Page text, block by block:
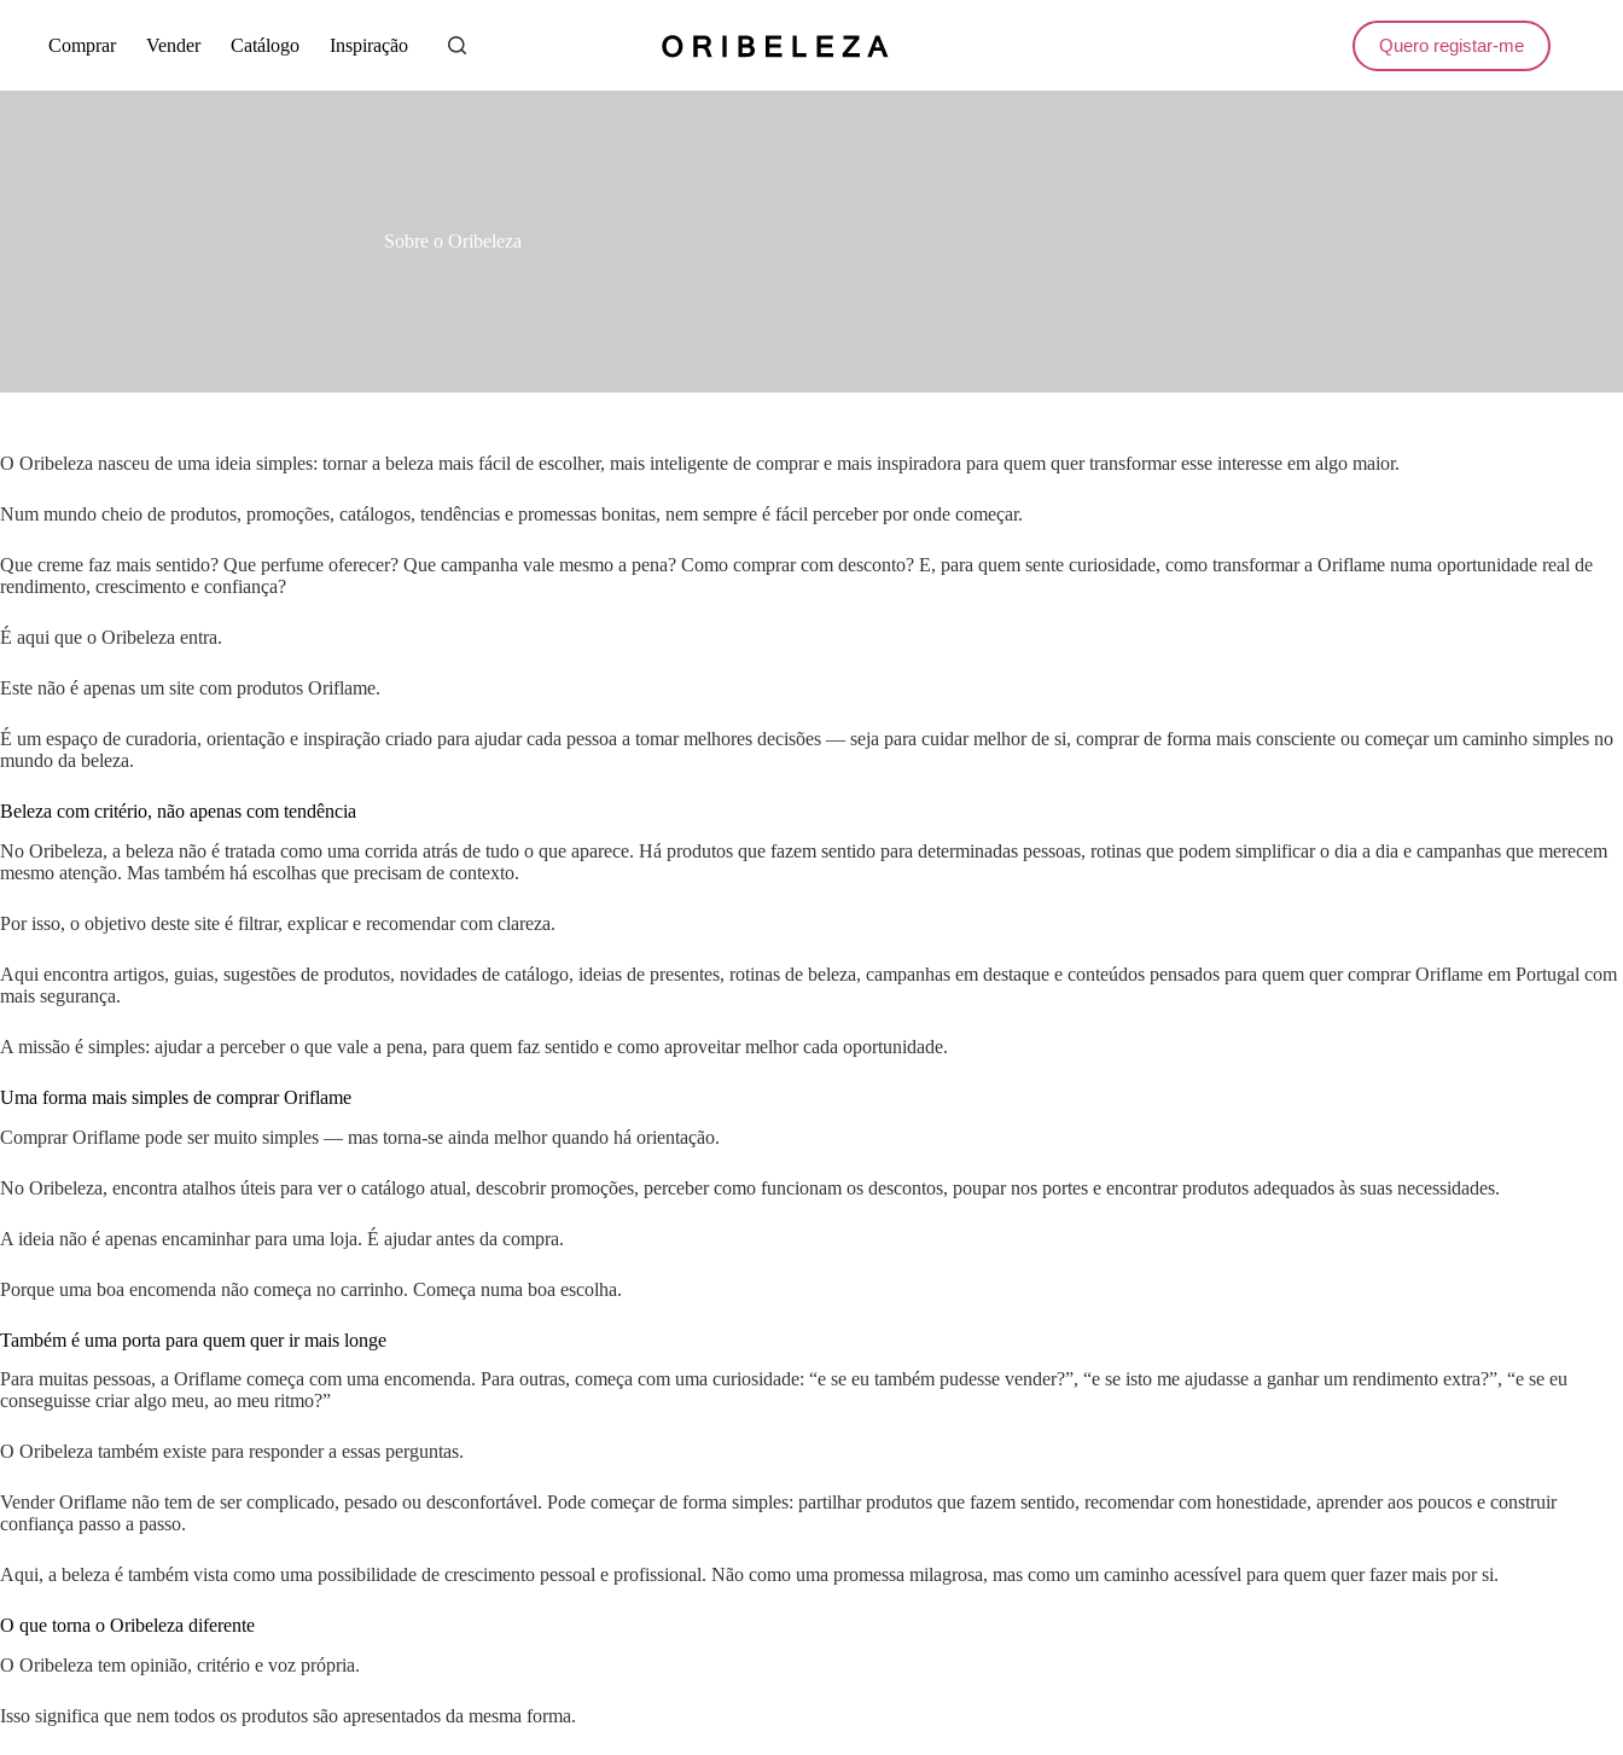
Comprar Vender Catálogo Inspiração Quero registar-me
Sobre o Oribeleza
O Oribeleza nasceu de uma ideia simples: tornar a beleza mais fácil de escolher, mais inteligente de comprar e mais inspiradora para quem quer transformar esse interesse em algo maior.
Num mundo cheio de produtos, promoções, catálogos, tendências e promessas bonitas, nem sempre é fácil perceber por onde começar.
Que creme faz mais sentido? Que perfume oferecer? Que campanha vale mesmo a pena? Como comprar com desconto? E, para quem sente curiosidade, como transformar a Oriflame numa oportunidade real de
rendimento, crescimento e confiança?
É aqui que o Oribeleza entra.
Este não é apenas um site com produtos Oriflame.
É um espaço de curadoria, orientação e inspiração criado para ajudar cada pessoa a tomar melhores decisões — seja para cuidar melhor de si, comprar de forma mais consciente ou começar um caminho simples no
mundo da beleza.
Beleza com critério, não apenas com tendência
No Oribeleza, a beleza não é tratada como uma corrida atrás de tudo o que aparece. Há produtos que fazem sentido para determinadas pessoas, rotinas que podem simplificar o dia a dia e campanhas que merecem
mesmo atenção. Mas também há escolhas que precisam de contexto.
Por isso, o objetivo deste site é filtrar, explicar e recomendar com clareza.
Aqui encontra artigos, guias, sugestões de produtos, novidades de catálogo, ideias de presentes, rotinas de beleza, campanhas em destaque e conteúdos pensados para quem quer comprar Oriflame em Portugal com
mais segurança.
A missão é simples: ajudar a perceber o que vale a pena, para quem faz sentido e como aproveitar melhor cada oportunidade.
Uma forma mais simples de comprar Oriflame
Comprar Oriflame pode ser muito simples — mas torna-se ainda melhor quando há orientação.
No Oribeleza, encontra atalhos úteis para ver o catálogo atual, descobrir promoções, perceber como funcionam os descontos, poupar nos portes e encontrar produtos adequados às suas necessidades.
A ideia não é apenas encaminhar para uma loja. É ajudar antes da compra.
Porque uma boa encomenda não começa no carrinho. Começa numa boa escolha.
Também é uma porta para quem quer ir mais longe
Para muitas pessoas, a Oriflame começa com uma encomenda. Para outras, começa com uma curiosidade: “e se eu também pudesse vender?”, “e se isto me ajudasse a ganhar um rendimento extra?”, “e se eu
conseguisse criar algo meu, ao meu ritmo?”
O Oribeleza também existe para responder a essas perguntas.
Vender Oriflame não tem de ser complicado, pesado ou desconfortável. Pode começar de forma simples: partilhar produtos que fazem sentido, recomendar com honestidade, aprender aos poucos e construir
confiança passo a passo.
Aqui, a beleza é também vista como uma possibilidade de crescimento pessoal e profissional. Não como uma promessa milagrosa, mas como um caminho acessível para quem quer fazer mais por si.
O que torna o Oribeleza diferente
O Oribeleza tem opinião, critério e voz própria.
Isso significa que nem todos os produtos são apresentados da mesma forma.